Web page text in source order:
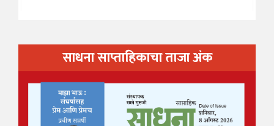
साधना साप्ताहिकाचा ताजा अंक